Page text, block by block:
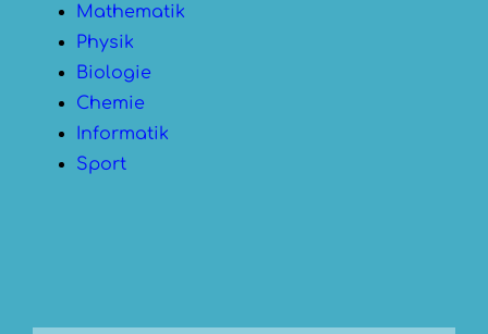
Mathematik
Physik
Biologie
Chemie
Informatik
Sport